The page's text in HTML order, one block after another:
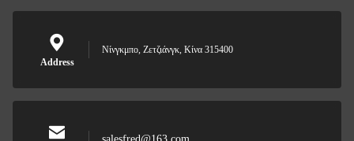
Address
Νίνγκμπο, Ζετζιάνγκ, Κίνα 315400